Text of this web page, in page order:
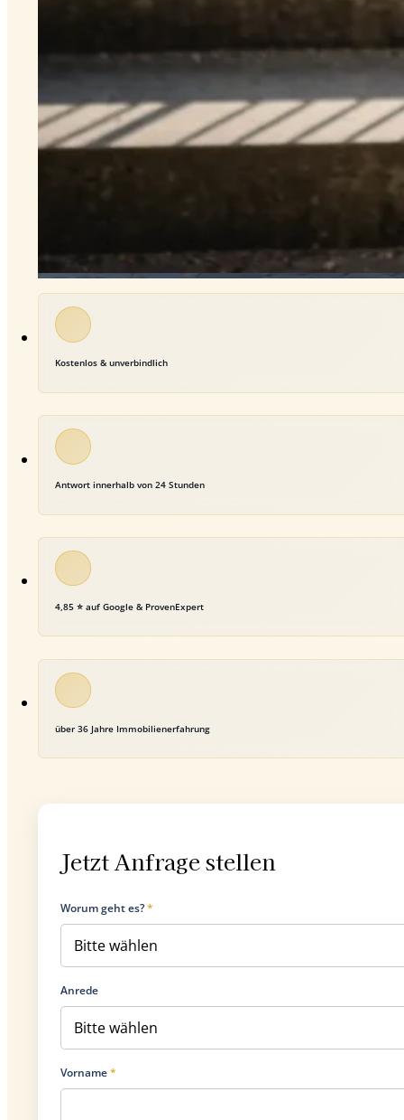
Kostenlos & unverbindlich
Antwort innerhalb von 24 Stunden
4,85 ⭐ auf Google & ProvenExpert
über 36 Jahre Immobilienerfahrung
Jetzt Anfrage stellen
Worum geht es?*
Anrede
Vorname*